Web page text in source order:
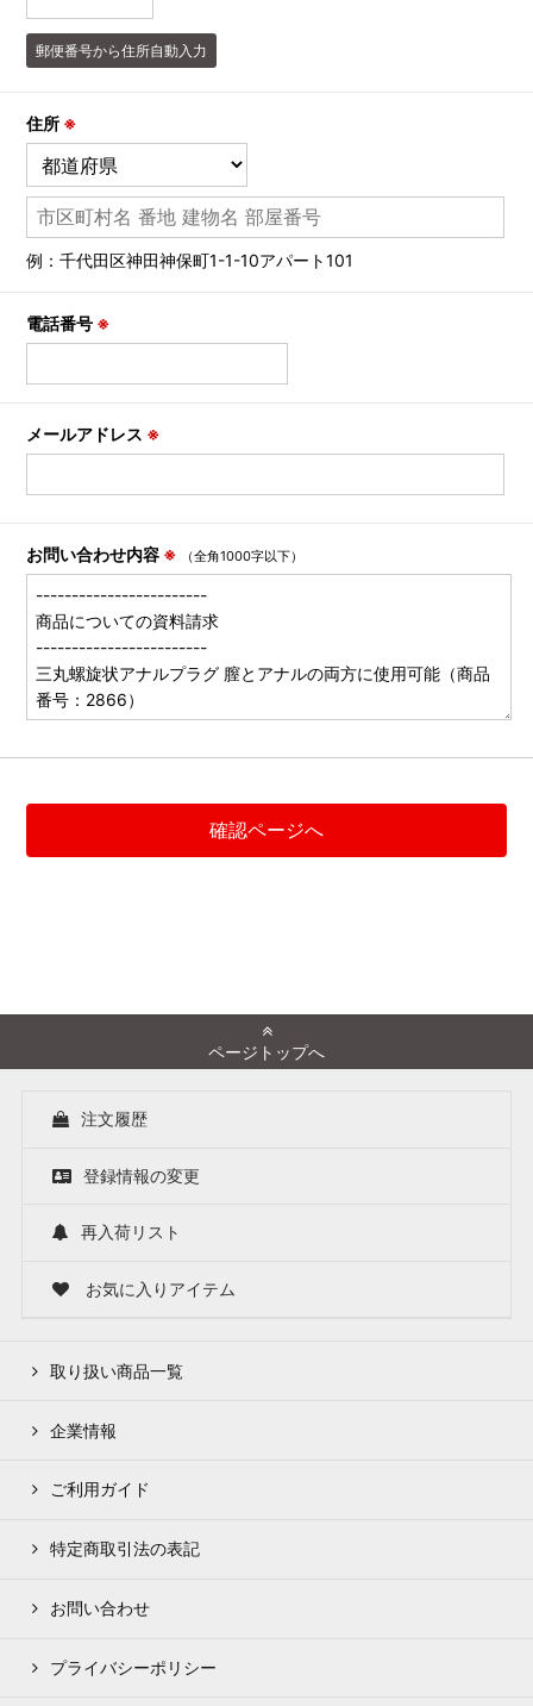
郵便番号から住所自動入力
住所 ※
例：千代田区神田神保町1-1-10アパート101
電話番号 ※
メールアドレス ※
お問い合わせ内容 ※ （全角1000字以下）
ページトップへ
注文履歴
登録情報の変更
再入荷リスト
お気に入りアイテム
取り扱い商品一覧
企業情報
ご利用ガイド
特定商取引法の表記
お問い合わせ
プライバシーポリシー